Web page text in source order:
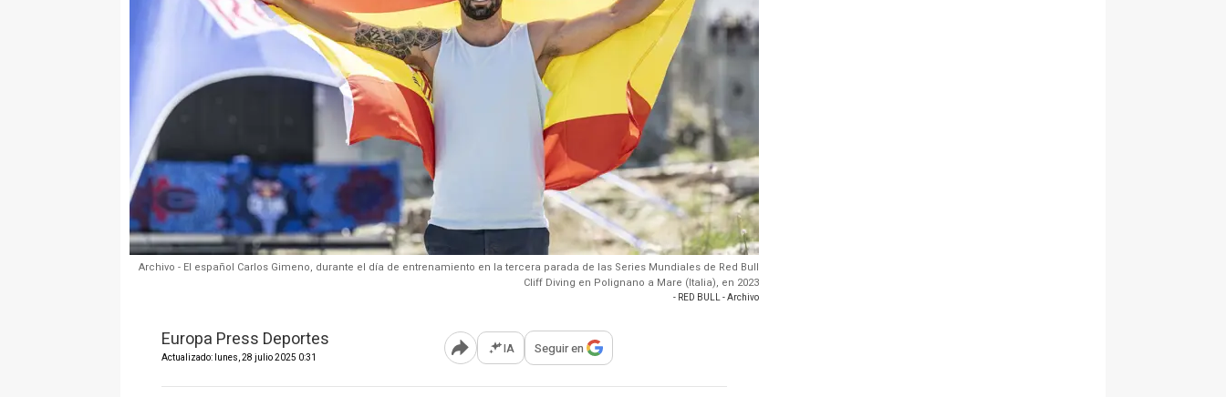
Archivo - El español Carlos Gimeno, durante el día de entrenamiento en la tercera parada de las Series Mundiales de Red Bull
Cliff Diving en Polignano a Mare (Italia), en 2023
- RED BULL - Archivo
Europa Press Deportes
Actualizado: lunes, 28 julio 2025 0:31 Abrir opciones para compartir
IA Seguir en